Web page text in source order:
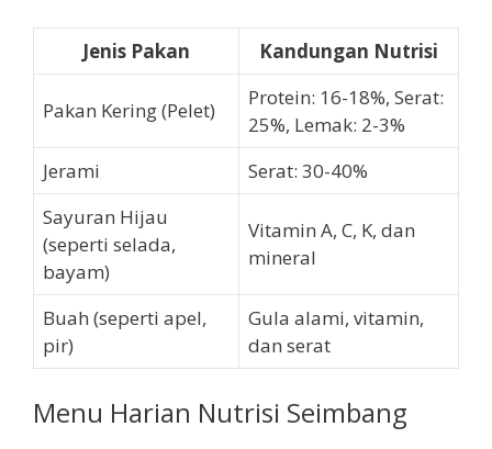
Jenis Pakan Kandungan Nutrisi
Pakan Kering (Pelet)
Protein: 16-18%, Serat:
25%, Lemak: 2-3%
Jerami
Serat: 30-40%
Sayuran Hijau
(seperti selada,
bayam)
Vitamin A, C, K, dan
mineral
Buah (seperti apel,
pir)
Gula alami, vitamin,
dan serat
Menu Harian Nutrisi Seimbang